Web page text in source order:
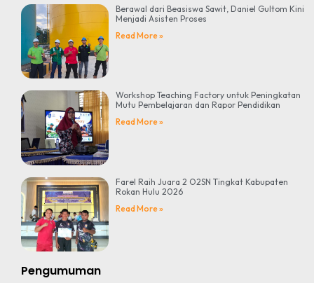
Berawal dari Beasiswa Sawit, Daniel Gultom Kini
Menjadi Asisten Proses
Read More »
Workshop Teaching Factory untuk Peningkatan
Mutu Pembelajaran dan Rapor Pendidikan
Read More »
Farel Raih Juara 2 O2SN Tingkat Kabupaten
Rokan Hulu 2026
Read More »
Pengumuman